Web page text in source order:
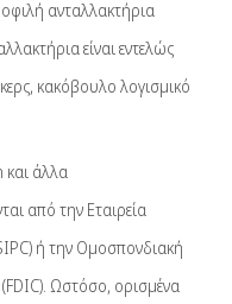
ανταλλακτήρια
είναι εντελώς
κακόβουλο λογισμικό
και άλλα
από την Εταιρεία
ή την Ομοσπονδιακή
Ωστόσο, ορισμένα